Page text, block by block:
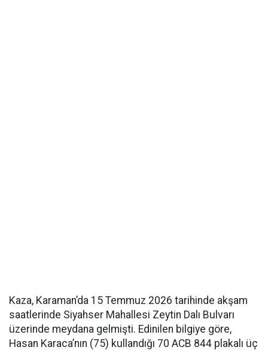
Kaza, Karaman’da 15 Temmuz 2026 tarihinde akşam
saatlerinde Siyahser Mahallesi Zeytin Dalı Bulvarı
üzerinde meydana gelmişti. Edinilen bilgiye göre,
Hasan Karaca’nın (75) kullandığı 70 ACB 844 plakalı üç